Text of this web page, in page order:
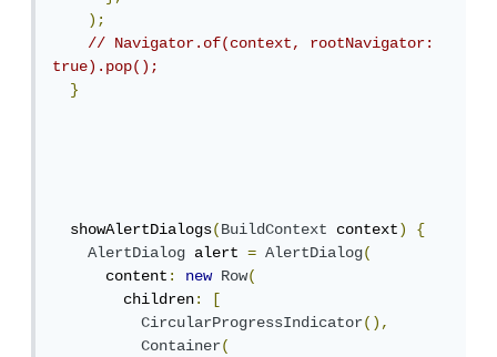
);
// Navigator.of(context, rootNavigator:
true).pop();
}
  showAlertDialogs
(BuildContext context)
{
AlertDialog alert = AlertDialog(
      content
: new Row(
        children
:
[
CircularProgressIndicator(),
Container(